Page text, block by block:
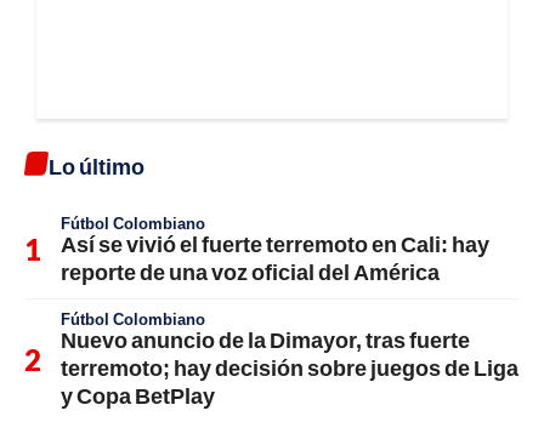
Lo último
Fútbol Colombiano
Así se vivió el fuerte terremoto en Cali: hay
reporte de una voz oficial del América
Fútbol Colombiano
Nuevo anuncio de la Dimayor, tras fuerte
terremoto; hay decisión sobre juegos de Liga
y Copa BetPlay